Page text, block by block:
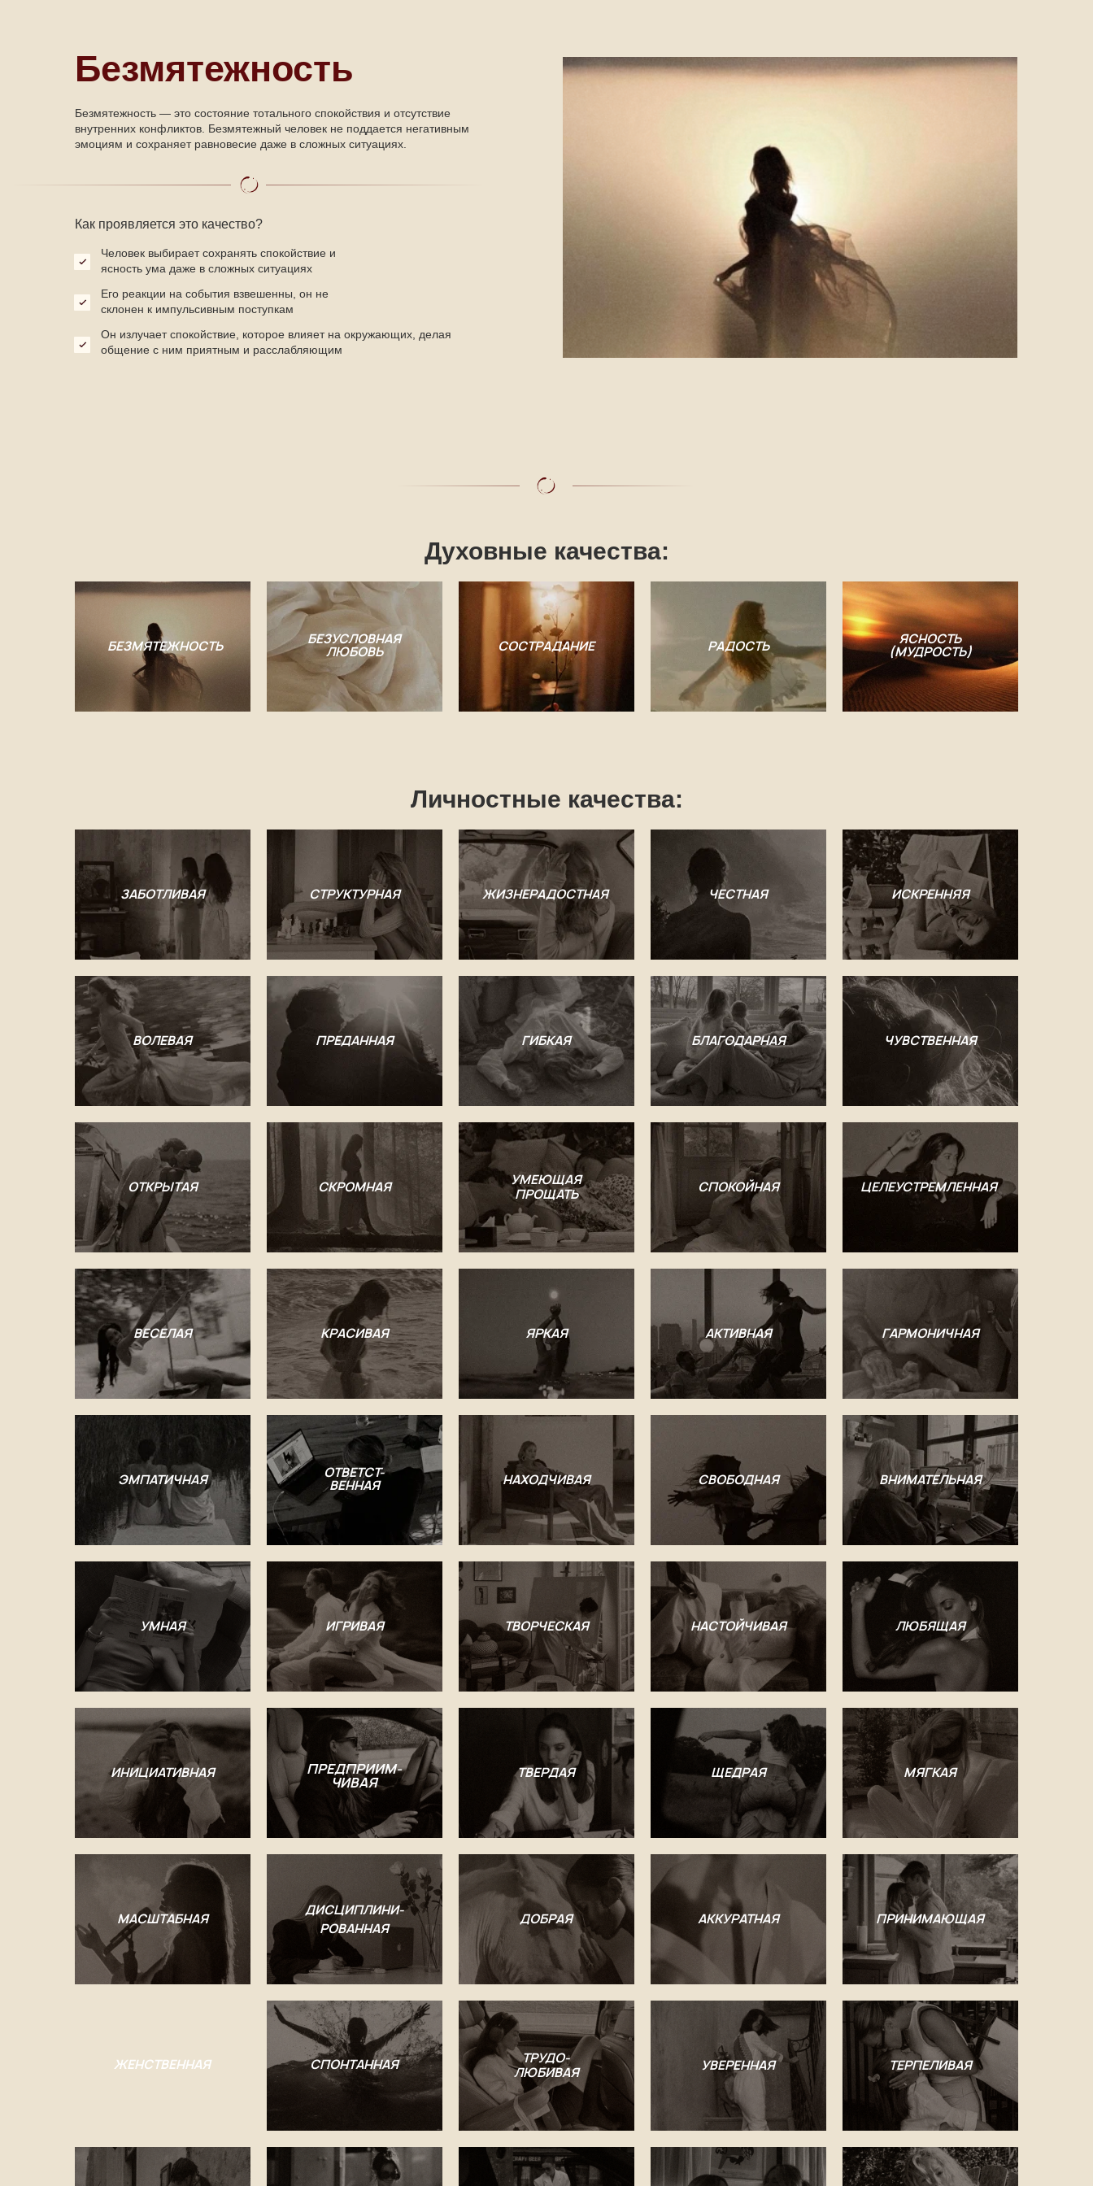
Безмятежность
Безмятежность — это состояние тотального спокойствия и отсутствие
внутренних конфликтов. Безмятежный человек не поддается негативным
эмоциям и сохраняет равновесие даже в сложных ситуациях.
Как проявляется это качество?
Человек выбирает сохранять спокойствие и
ясность ума даже в сложных ситуациях
Его реакции на события взвешенны, он не
склонен к импульсивным поступкам
Он излучает спокойствие, которое влияет на окружающих, делая
общение с ним приятным и расслабляющим
ЯСНОСТЬ
(МУДРОСТЬ)
РАДОСТЬ
СОСТРАДАНИЕ
БЕЗУСЛОВНАЯ
ЛЮБОВЬ
БЕЗМЯТЕЖНОСТЬ
Духовные качества:
Личностные качества:
ИСКРЕННЯЯ
ЧЕСТНАЯ
СТРУКТУРНАЯ
ВОЛЕВАЯ ГИБКАЯ
ПРЕДАННАЯ ЧУВСТВЕННАЯ
БЛАГОДАРНАЯ
ОТКРЫТАЯ
УМЕЮЩАЯ
ПРОЩАТЬ
СПОКОЙНАЯ
ГАРМОНИЧНАЯ
ВЕСЕЛАЯ
СКРОМНАЯ
АКТИВНАЯ
КРАСИВАЯ ЯРКАЯ
ЖИЗНЕРАДОСТНАЯ
ЖИЗНЕ-
РАДОСТНАЯ
ЦЕЛЕУСТРЕМЛЕННАЯ
ЗАБОТЛИВАЯ
ЦЕЛЕУСТРЕМ-
ЛЕННАЯ
ВНИМАТЕЛЬНАЯ
СВОБОДНАЯ
ОТВЕТСТ-
ВЕННАЯ
УМНАЯ ИГРИВАЯ
ТВЕРДАЯ ЩЕДРАЯ МЯГКАЯ
ТВОРЧЕСКАЯ НАСТОЙЧИВАЯ
ПРИНИМАЮЩАЯ
МАСШТАБНАЯ АККУРАТНАЯ
ДИСЦИПЛИНИ-
РОВАННАЯ
ЛЮБЯЩАЯ
ДОБРАЯ
НАХОДЧИВАЯ
ЭМПАТИЧНАЯ
ПРЕДПРИИМ-
ЧИВАЯ
ИНИЦИАТИВНАЯ
ТЕРПЕЛИВАЯ
УВЕРЕННАЯ
СПОНТАННАЯ
ТРУДО-
ЛЮБИВАЯ
ЖЕНСТВЕННАЯ